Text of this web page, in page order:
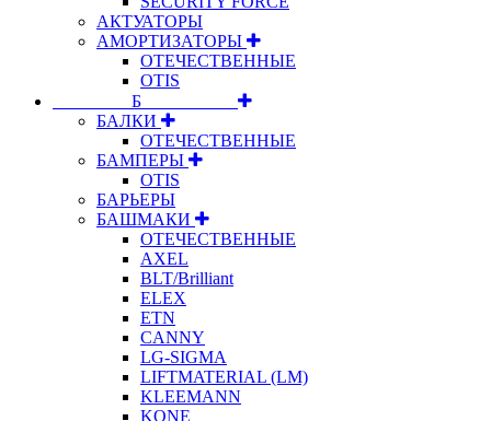
АКТУАТОРЫ
АМОРТИЗАТОРЫ
ОТЕЧЕСТВЕННЫЕ
OTIS
⠀⠀⠀⠀⠀⠀Б⠀⠀⠀⠀⠀⠀⠀
БАЛКИ
ОТЕЧЕСТВЕННЫЕ
БАМПЕРЫ
OTIS
БАРЬЕРЫ
БАШМАКИ
ОТЕЧЕСТВЕННЫЕ
AXEL
BLT/Brilliant
ELEX
ETN
CANNY
LG-SIGMA
LIFTMATERIAL (LM)
KLEEMANN
KONE